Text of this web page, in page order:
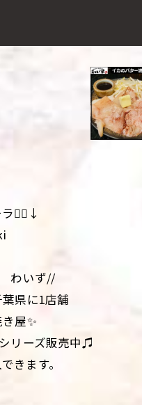
💁‍♀️↓
わいず//
県に1店舗
屋✨
リーズ販売中♫
きます。